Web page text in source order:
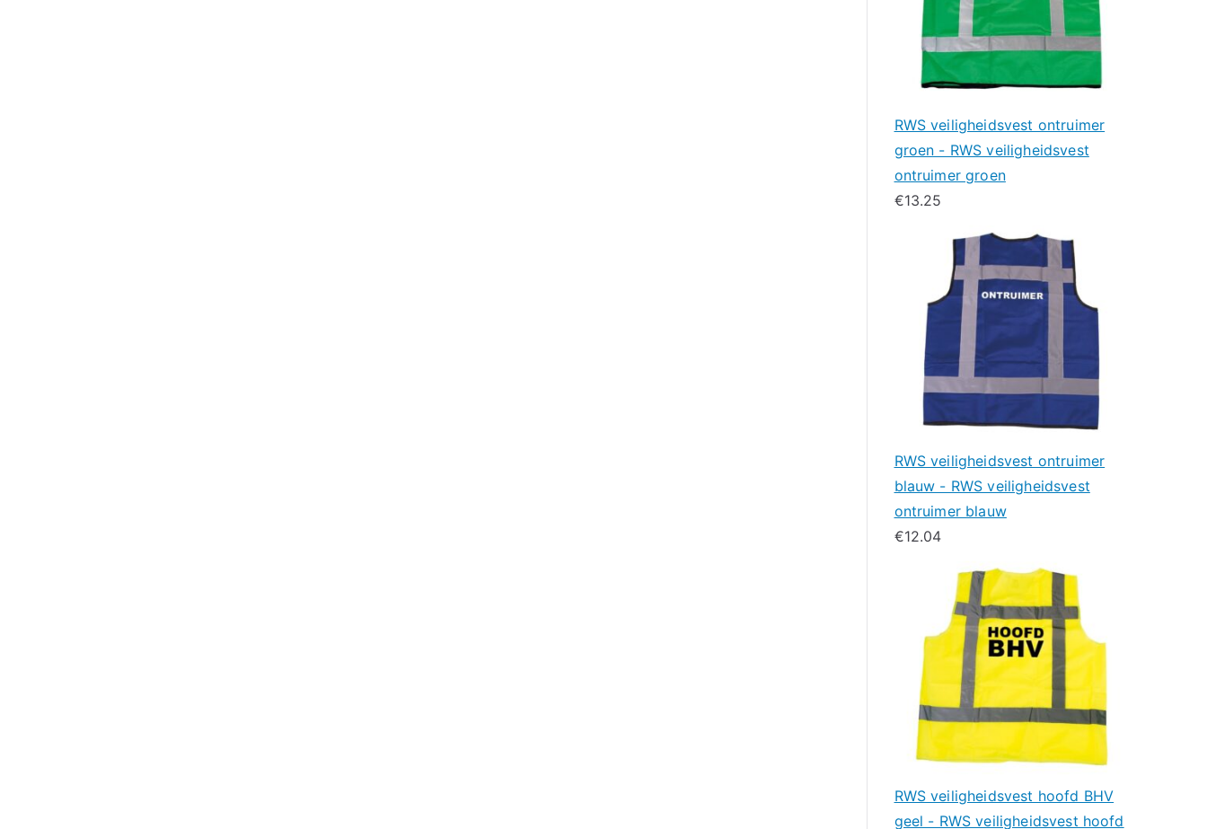
RWS veiligheidsvest ontruimer
groen - RWS veiligheidsvest
ontruimer groen
€13.25
RWS veiligheidsvest ontruimer
blauw - RWS veiligheidsvest
ontruimer blauw
€12.04
RWS veiligheidsvest hoofd BHV
geel - RWS veiligheidsvest hoofd